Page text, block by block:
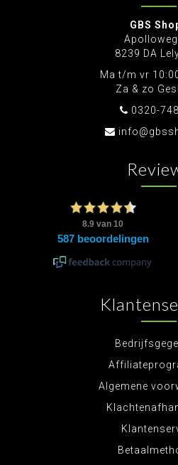
GBS
8239 DA
Ma t/m vr
Za & zo
0320-
Algemene